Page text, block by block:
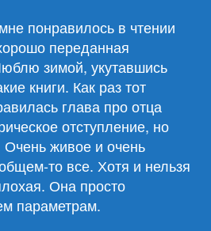
понравилось в чтении
переданная
зимой, укутавшись
книги. Как раз тот
глава про отца
отступление, но
Очень живое и очень
то все. Хотя и нельзя
Она просто
параметрам.